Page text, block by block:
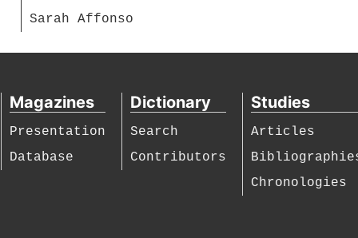
Sarah Affonso
Magazines
Presentation
Database
Dictionary
Search
Contributors
Studies
Articles
Chronologies